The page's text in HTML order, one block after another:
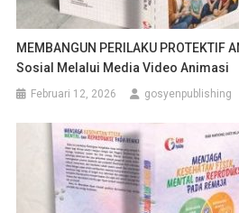
MEMBANGUN PERILAKU PROTEKTIF
Sosial Melalui Media Video Animasi
Februari 12, 2026 gosyenpublishing